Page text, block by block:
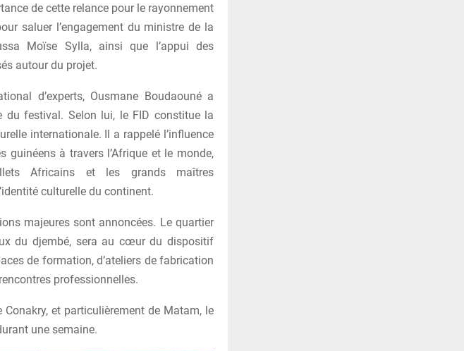
de cette relance pour le rayonnement
saluer l’engagement du ministre de la
Moïse Sylla, ainsi que l’appui des
autour du projet.
d’experts, Ousmane Boudaouné a
festival. Selon lui, le FID constitue la
internationale. Il a rappelé l’influence
guinéens à travers l’Afrique et le monde,
Africains et les grands maîtres
culturelle du continent.
majeures sont annoncées. Le quartier
du djembé, sera au cœur du dispositif
de formation, d’ateliers de fabrication
professionnelles.
et particulièrement de Matam, le
une semaine.